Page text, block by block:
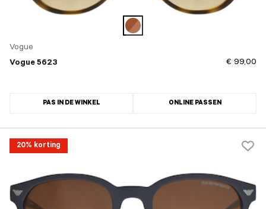
Vogue
Vogue 5623
€ 99,00
PAS IN DE WINKEL ONLINE PASSEN
20% korting